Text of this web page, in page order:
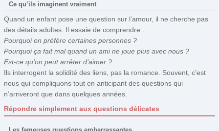
Ce qu’ils imaginent vraiment
Quand un enfant pose une question sur l’amour, il ne cherche pas
des détails adultes. Il essaie de comprendre :
Pourquoi on préfère certaines personnes ?
Pourquoi ça fait mal quand un ami ne joue plus avec nous ?
Est-ce qu’on peut arrêter d’aimer ?
Ils interrogent la solidité des liens, pas la romance. Souvent, c’est
nous qui compliquons tout en anticipant des questions qui
n’arriveront que dans quelques années.
Répondre simplement aux questions délicates